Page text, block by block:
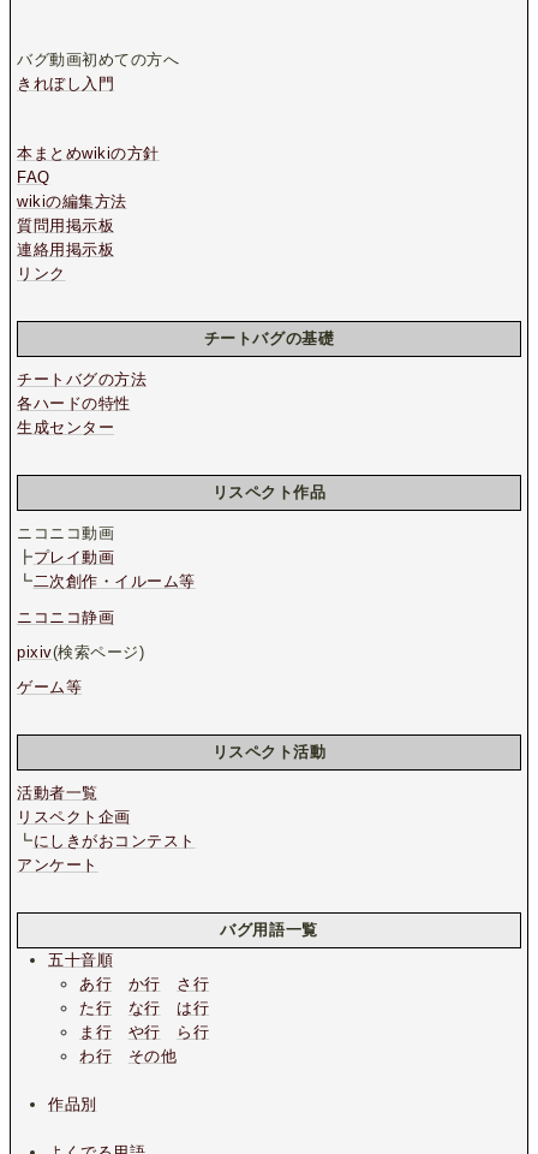
バグ動画初めての方へ
きれぼし入門
本まとめwikiの方針
FAQ
wikiの編集方法
質問用掲示板
連絡用掲示板
リンク
チートバグの基礎
チートバグの方法
各ハードの特性
生成センター
リスペクト作品
ニコニコ動画
┣プレイ動画
┗二次創作・イルーム等
ニコニコ静画
pixiv(検索ページ)
ゲーム等
リスペクト活動
活動者一覧
リスペクト企画
┗にしきがおコンテスト
アンケート
バグ用語一覧
五十音順
あ行
か行
さ行
た行
な行
は行
ま行
や行
ら行
わ行
その他
作品別